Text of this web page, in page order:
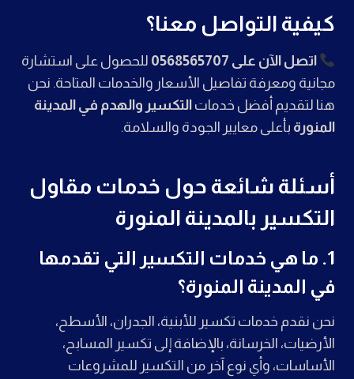
كيفية التواصل معنا؟
اتصل الآن على 0568565707
للحصول على استشارة
مجانية ومعرفة تفاصيل الأسعار والخدمات المتاحة. نحن
هنا لتقديم أفضل خدمات التكسير والهدم في المدينة
المنورة بأعلى معايير الجودة والسلامة.
أسئلة شائعة حول خدمات مقاول
التكسير بالمدينة المنورة
1. ما هي خدمات التكسير التي تقدمها
في المدينة المنورة؟
نحن نقدم خدمات تكسير للأبنية، الجدران، الأسطح،
الأرضيات، الخرسانة، بالإضافة إلى تكسير المسابح،
الأساسات، وأي نوع آخر من التكسير للمشروعات